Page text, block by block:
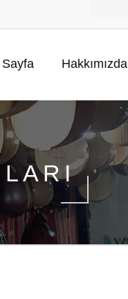
Hakkımızda